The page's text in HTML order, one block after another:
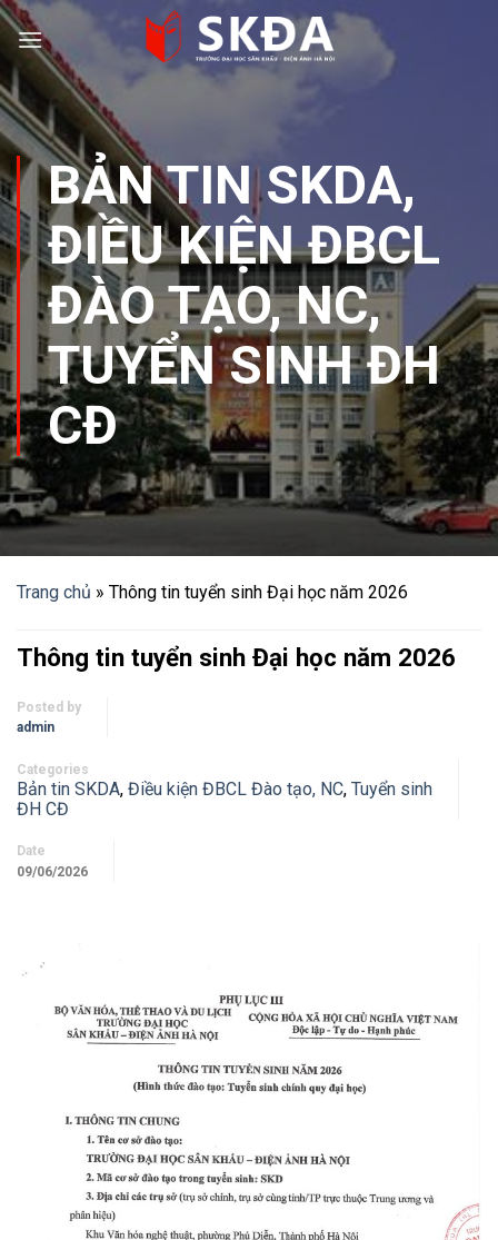
Skip
content
BẢN TIN SKDA,
ĐIỀU KIỆN ĐBCL
ĐÀO TẠO, NC,
TUYỂN SINH ĐH
CĐ
Trang chủ » Thông tin tuyển sinh Đại học năm 2026
Thông tin tuyển sinh Đại học năm 2026
Posted by
admin
Categories
Bản tin SKDA, Điều kiện ĐBCL Đào tạo, NC, Tuyển sinh
ĐH CĐ
Date
09/06/2026